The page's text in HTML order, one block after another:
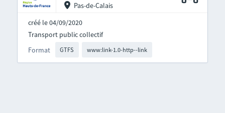
Pas-de-Calais
créé le 04/09/2020
Format GTFS www:link-1.0-http--link
Transport public collectif